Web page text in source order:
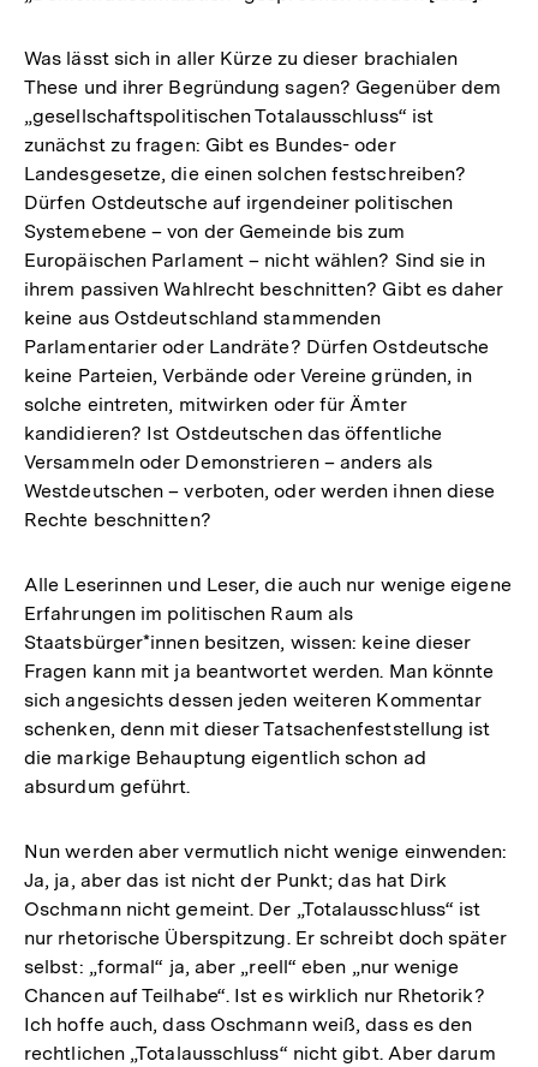
Was lässt sich in aller Kürze zu dieser brachialen
These und ihrer Begründung sagen? Gegenüber dem
„gesellschaftspolitischen Totalausschluss“ ist
zunächst zu fragen: Gibt es Bundes- oder
Landesgesetze, die einen solchen festschreiben?
Dürfen Ostdeutsche auf irgendeiner politischen
Systemebene – von der Gemeinde bis zum
Europäischen Parlament – nicht wählen? Sind sie in
ihrem passiven Wahlrecht beschnitten? Gibt es daher
keine aus Ostdeutschland stammenden
Parlamentarier oder Landräte? Dürfen Ostdeutsche
keine Parteien, Verbände oder Vereine gründen, in
solche eintreten, mitwirken oder für Ämter
kandidieren? Ist Ostdeutschen das öffentliche
Versammeln oder Demonstrieren – anders als
Westdeutschen – verboten, oder werden ihnen diese
Rechte beschnitten?
Alle Leserinnen und Leser, die auch nur wenige eigene
Erfahrungen im politischen Raum als
Staatsbürger*innen besitzen, wissen: keine dieser
Fragen kann mit ja beantwortet werden. Man könnte
sich angesichts dessen jeden weiteren Kommentar
schenken, denn mit dieser Tatsachenfeststellung ist
die markige Behauptung eigentlich schon ad
absurdum geführt.
Nun werden aber vermutlich nicht wenige einwenden:
Ja, ja, aber das ist nicht der Punkt; das hat Dirk
Oschmann nicht gemeint. Der „Totalausschluss“ ist
nur rhetorische Überspitzung. Er schreibt doch später
selbst: „formal“ ja, aber „reell“ eben „nur wenige
Chancen auf Teilhabe“. Ist es wirklich nur Rhetorik?
Ich hoffe auch, dass Oschmann weiß, dass es den
rechtlichen „Totalausschluss“ nicht gibt. Aber darum